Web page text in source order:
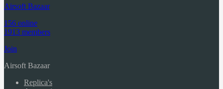
Airsoft Bazaar
156 online
1913 members
Join
Airsoft Bazaar
Replica's